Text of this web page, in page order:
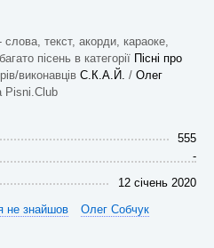
текст, акорди, караоке,
пісень в категорії Пісні про
виконавців С.К.А.Й. / Олег
Pisni.Club
555
-
12 січень 2020
не знайшов
Олег Собчук